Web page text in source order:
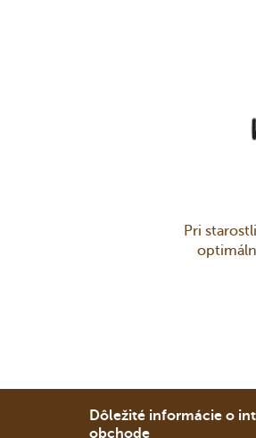
Pri
Dôležité informácie o
obchode